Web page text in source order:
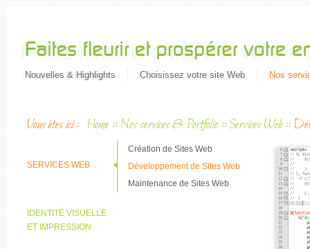
Nouvelles & Highlights Choisissez votre site Web Nos
Vous êtes ici : Home :: Nos services & Portfolio ::Services Web ::
SERVICES WEB
Création de Sites Web
Développement de Sites Web
Maintenance de Sites Web
IDENTITÉ VISUELLE
ET IMPRESSION